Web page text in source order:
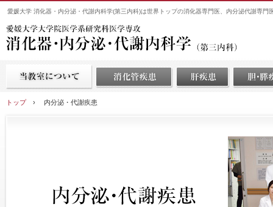
愛媛大学 消化器・内分泌・代謝内科学(第三内科)は世界トップの消化器専門医、内分泌代謝専門
トップ› 内分泌・代謝疾患